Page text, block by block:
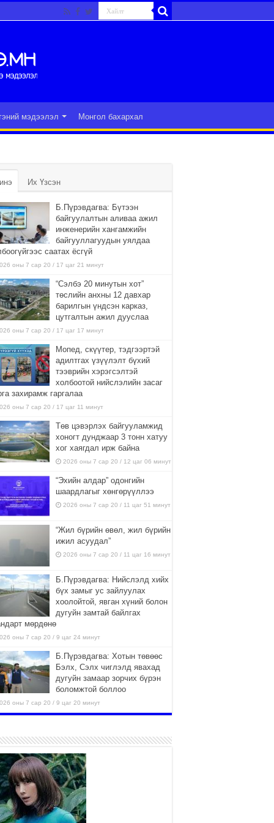
мэдээлэл Монгол бахархал
Их Үзсэн
Б.Пүрэвдагва: Бүтээн
байгуулалтын аливаа ажил
инженерийн хангамжийн
байгууллагуудын уялдаа
саатах ёсгүй
оны 7 сар 20 / 17 цаг 21 минут
“Сэлбэ 20 минутын хот”
төслийн анхны 12 давхар
барилгын үндсэн карказ,
цутгалтын ажил дууслаа
оны 7 сар 20 / 17 цаг 17 минут
Мопед, скүүтер, тэдгээртэй
адилтгах үзүүлэлт бүхий
тээврийн хэрэгсэлтэй
холбоотой нийслэлийн засаг
захирамж гаргалаа
оны 7 сар 20 / 17 цаг 11 минут
Төв цэвэрлэх байгууламжид
хоногт дунджаар 3 тонн хатуу
хог хаягдал ирж байна
2026 оны 7 сар 20 / 12 цаг 06 минут
“Эхийн алдар” одонгийн
шаардлагыг хөнгөрүүллээ
2026 оны 7 сар 20 / 11 цаг 51 минут
“Жил бүрийн өвөл, жил бүрийн
ижил асуудал”
2026 оны 7 сар 20 / 11 цаг 16 минут
Б.Пүрэвдагва: Нийслэлд хийх
бүх замыг ус зайлуулах
хоолойтой, явган хүний болон
дугуйн замтай байлгах
мөрдөнө
оны 7 сар 20 / 9 цаг 24 минут
Б.Пүрэвдагва: Хотын төвөөс
Бэлх, Сэлх чиглэлд явахад
дугуйн замаар зорчих бүрэн
боломжтой боллоо
оны 7 сар 20 / 9 цаг 20 минут
шугам хоолойн ажил 80
хувьтай үргэлжилж байна
оны 7 сар 20 / 9 цаг 14 минут
Усархаг аадар бороо орж
байгаа тул аюулгүй байдлаа
хангаж, үер усны аюулаас
сэрэмжлэхийг нийслэлийн